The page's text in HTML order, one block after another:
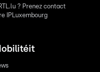
? Prenez contact
IPLuxembourg